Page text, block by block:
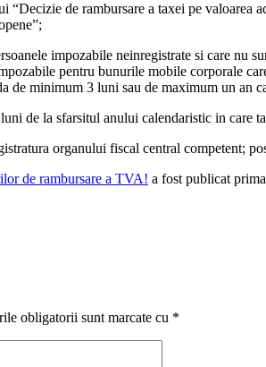
de rambursare a taxei pe valoarea
impozabile neinregistrate si care
pentru bunurile mobile corporale
de minimum 3 luni sau de maximum un an
de la sfarsitul anului calendaristic in care
organului fiscal central competent;
de rambursare a TVA! a fost publicat
obligatorii sunt marcate cu *